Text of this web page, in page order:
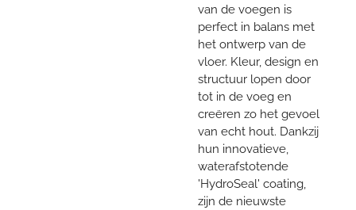
van de voegen is
perfect in balans met
het ontwerp van de
vloer. Kleur, design en
structuur lopen door
tot in de voeg en
creëren zo het gevoel
van echt hout. Dankzij
hun innovatieve,
waterafstotende
'HydroSeal' coating,
zijn de nieuwste